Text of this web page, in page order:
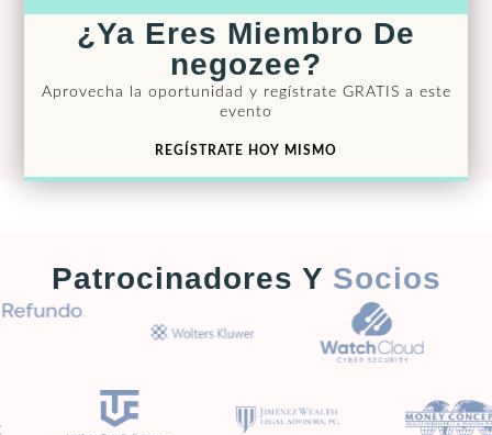
¿Ya Eres Miembro De
negozee?
Aprovecha la oportunidad y regístrate GRATIS a este
evento
REGÍSTRATE HOY MISMO
Patrocinadores Y Socios